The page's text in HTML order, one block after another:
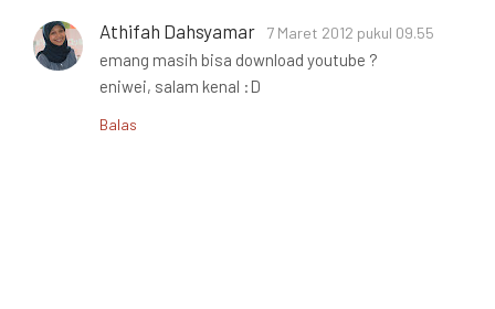
Athifah Dahsyamar 7 Maret 2012 pukul 09.55
emang masih bisa download youtube ?
eniwei, salam kenal :D
Balas